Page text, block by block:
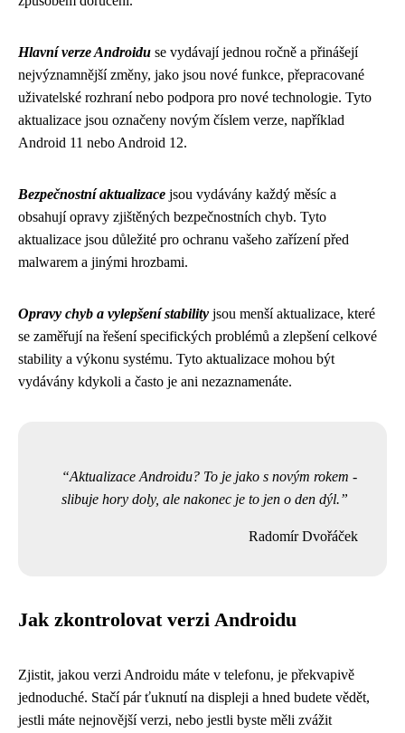
Hlavní verze Androidu se vydávají jednou ročně a přinášejí
nejvýznamnější změny, jako jsou nové funkce, přepracované
uživatelské rozhraní nebo podpora pro nové technologie. Tyto
aktualizace jsou označeny novým číslem verze, například
Android 11 nebo Android 12.
Bezpečnostní aktualizace jsou vydávány každý měsíc a
obsahují opravy zjištěných bezpečnostních chyb. Tyto
aktualizace jsou důležité pro ochranu vašeho zařízení před
malwarem a jinými hrozbami.
Opravy chyb a vylepšení stability jsou menší aktualizace, které
se zaměřují na řešení specifických problémů a zlepšení celkové
stability a výkonu systému. Tyto aktualizace mohou být
vydávány kdykoli a často je ani nezaznamenáte.
Aktualizace Androidu? To je jako s novým rokem -
slibuje hory doly, ale nakonec je to jen o den dýl.
Radomír Dvořáček
Jak zkontrolovat verzi Androidu
Zjistit, jakou verzi Androidu máte v telefonu, je překvapivě
jednoduché. Stačí pár ťuknutí na displeji a hned budete vědět,
jestli máte nejnovější verzi, nebo jestli byste měli zvážit